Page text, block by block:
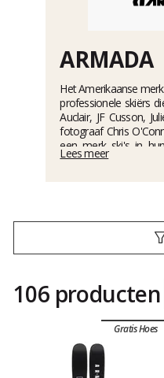
ARMADA
Het Amerikaanse
professionele skiërs
Auclair, JF Cusson,
fotograaf Chris
een merk ski's in
vervolgens
merk wordt nu
gedistribueerd. In
Amer Sports
Lees meer
106 producten
Gratis Hoes